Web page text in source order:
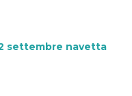
settembre navetta